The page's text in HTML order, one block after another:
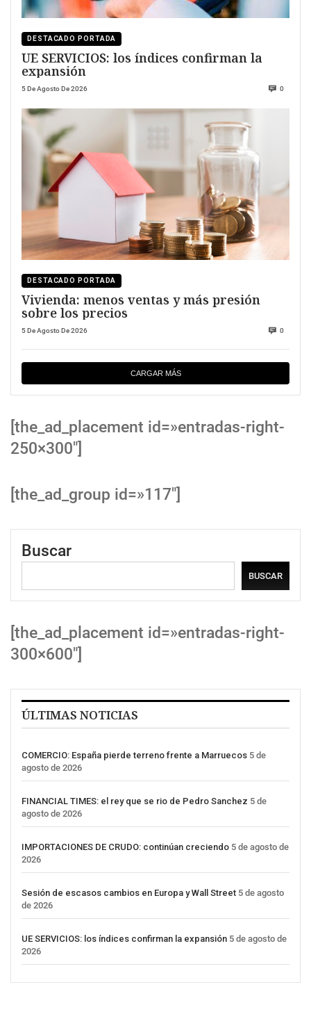
DESTACADO PORTADA
UE SERVICIOS: los índices confirman la
expansión
5 De Agosto De 2026 0
DESTACADO PORTADA
Vivienda: menos ventas y más presión
sobre los precios
5 De Agosto De 2026 0
CARGAR MÁS
[the_ad_placement id=»entradas-right-
250×300″]
[the_ad_group id=»117″]
Buscar
BUSCAR
[the_ad_placement id=»entradas-right-
300×600″]
ÚLTIMAS NOTICIAS
COMERCIO: España pierde terreno frente a Marruecos 5 de
agosto de 2026
FINANCIAL TIMES: el rey que se rio de Pedro Sanchez 5 de
agosto de 2026
IMPORTACIONES DE CRUDO: continúan creciendo 5 de agosto de
2026
Sesión de escasos cambios en Europa y Wall Street 5 de agosto
de 2026
UE SERVICIOS: los índices confirman la expansión 5 de agosto de
2026